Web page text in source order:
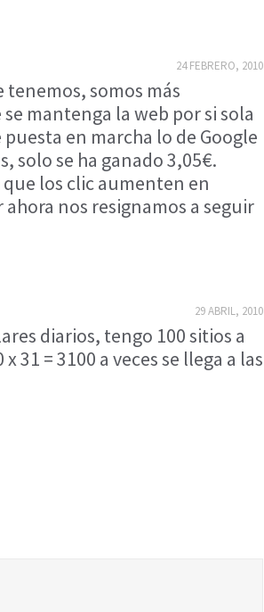
24 FEBRERO, 2010
tenemos, somos más
mantenga la web por si sola
en marcha lo de Google
solo se ha ganado 3,05€.
los clic aumenten en
nos resignamos a seguir
29 ABRIL, 2010
diarios, tengo 100 sitios a
31 = 3100 a veces se llega a las